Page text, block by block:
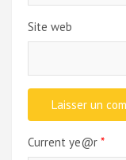
Site web
Current ye@r *